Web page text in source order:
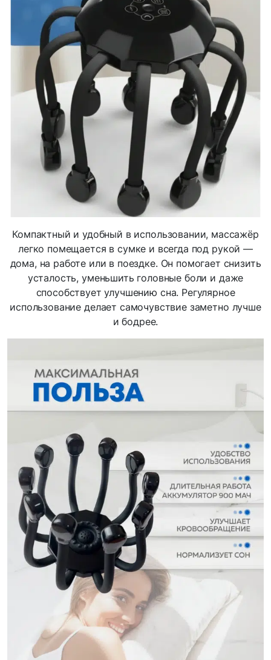
Компактный и удобный в использовании, массажёр
легко помещается в сумке и всегда под рукой —
дома, на работе или в поездке. Он помогает снизить
усталость, уменьшить головные боли и даже
способствует улучшению сна. Регулярное
использование делает самочувствие заметно лучше
и бодрее.